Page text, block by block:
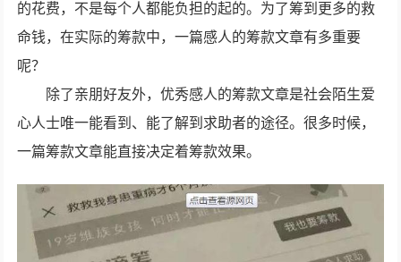
的花费，不是每个人都能负担的起的。为了筹到更多的救
命钱，在实际的筹款中，一篇感人的筹款文章有多重要
呢？
除了亲朋好友外，优秀感人的筹款文章是社会陌生爱
心人士唯一能看到、能了解到求助者的途径。很多时候，
一篇筹款文章能直接决定着筹款效果。